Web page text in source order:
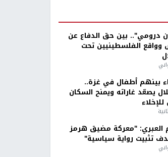
درومي".. بين حق الدفاع عن
وواقع الفلسطينيين تحت
بينهم أطفال في غزة..
يصعّد غاراته ويمنح السكان
العبري: "معركة مضيق هرمز
تثبيت رواية سياسية"